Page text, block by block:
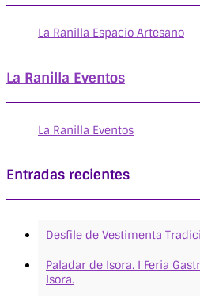
La Ranilla Espacio Artesano
La Ranilla Eventos
La Ranilla Eventos
Entradas recientes
Desfile de Vestimenta
Paladar de Isora. I Feria
Isora.